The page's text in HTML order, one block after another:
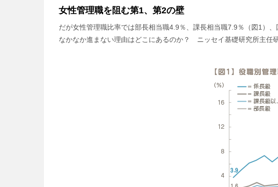
女性管理職を阻む第1、第2の壁
だが女性管理職比率では部長相当職4.9％、課長相当職7.9％（図1）
なかなか進まない理由はどこにあるのか？ ニッセイ基礎研究所主任